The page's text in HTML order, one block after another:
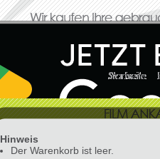
Hinweis
Der Warenkorb ist leer.Vorlage: